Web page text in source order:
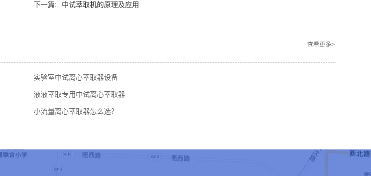
下一篇: 中试萃取机的原理及应用
查看更多>
实验室中试离心萃取器设备
液液萃取专用中试离心萃取器
小流量离心萃取器怎么选？